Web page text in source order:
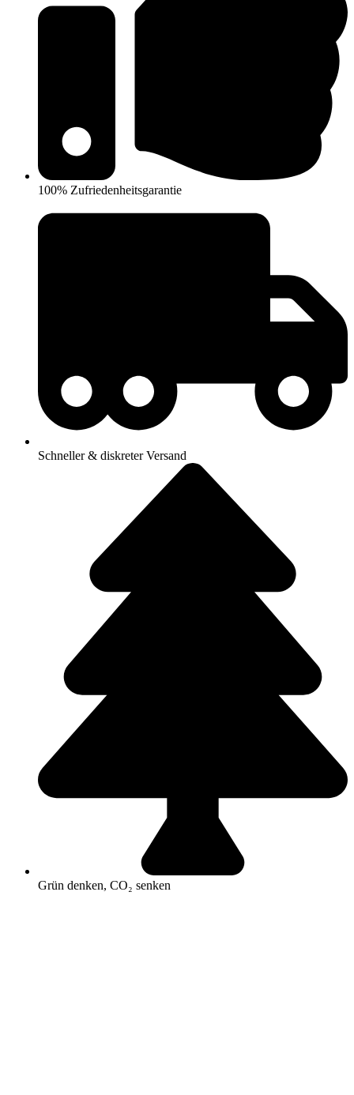
100% Zufriedenheitsgarantie
Schneller & diskreter Versand
Grün denken, CO₂ senken